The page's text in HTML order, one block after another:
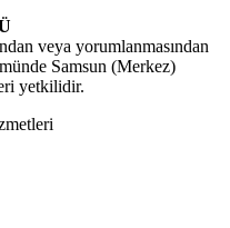
veya yorumlanmasından
Samsun (Merkez)
yetkilidir.